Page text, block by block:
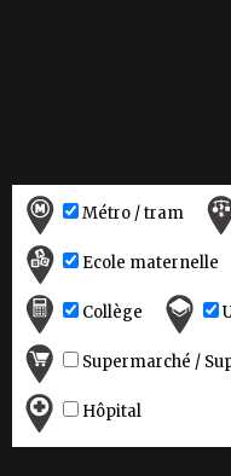
Métro / tram
Ecole maternelle
Collège
Supermarché /
Hôpital